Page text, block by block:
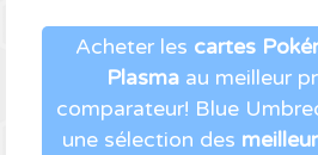
Acheter les cartes
Plasma au meilleur
comparateur! Blue
une sélection des